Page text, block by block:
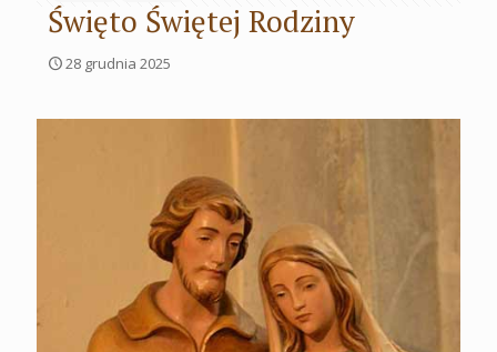
Święto Świętej Rodziny
28 grudnia 2025